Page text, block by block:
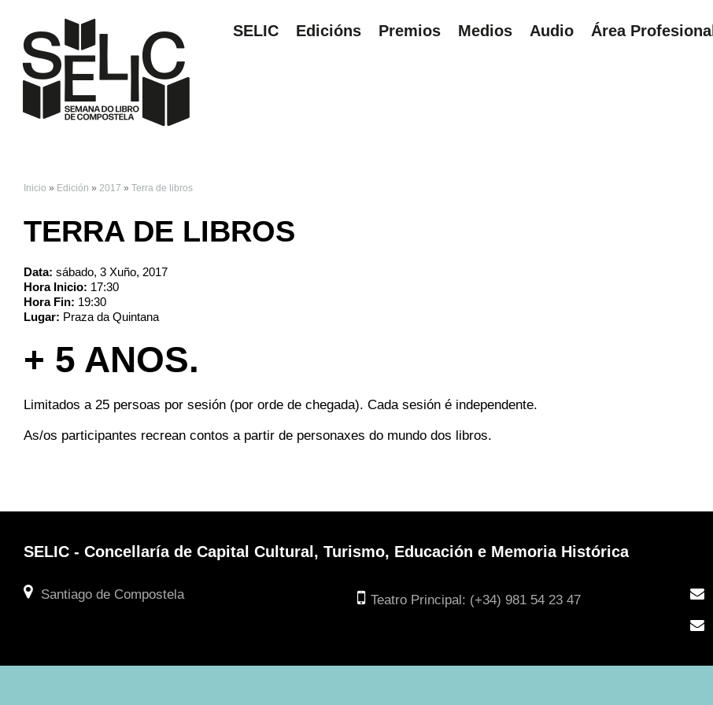
SELIC Edicións Premios Medios Audio Área Profesional
Inicio » Edición » 2017 » Terra de libros
TERRA DE LIBROS
Data: sábado, 3 Xuño, 2017
Hora Inicio: 17:30
Hora Fin: 19:30
Lugar: Praza da Quintana
+ 5 ANOS.
Limitados a 25 persoas por sesión (por orde de chegada). Cada sesión é independente.
As/os participantes recrean contos a partir de personaxes do mundo dos libros.
SELIC - Concellaría de Capital Cultural, Turismo, Educación e Memoria Histórica
Santiago de Compostela Teatro Principal: (+34) 981 54 23 47